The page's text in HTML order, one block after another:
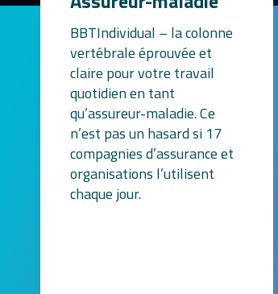
BBTIndividual – la colonne
vertébrale éprouvée et
claire pour votre travail
quotidien en tant
qu’assureur-maladie. Ce
n’est pas un hasard si 17
compagnies d’assurance et
organisations l’utilisent
chaque jour.